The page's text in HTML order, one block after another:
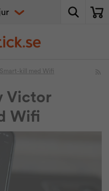
kill med Wifi
Victor
Wifi